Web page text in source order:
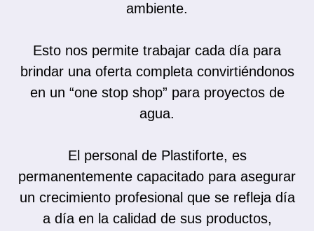
ambiente.
Esto nos permite trabajar cada día para
brindar una oferta completa convirtiéndonos
en un “one stop shop” para proyectos de
agua.
El personal de Plastiforte, es
permanentemente capacitado para asegurar
un crecimiento profesional que se refleja día
a día en la calidad de sus productos,